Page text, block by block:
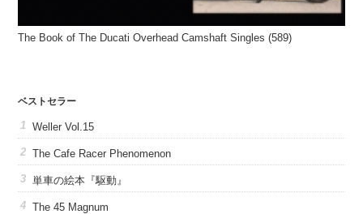
The Book of The Ducati Overhead Camshaft Singles (589)
ベストセラー
Weller Vol.15
The Cafe Racer Phenomenon
単車の絵本『駆動』
The 45 Magnum